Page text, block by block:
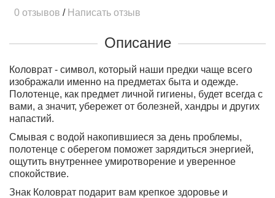
0 отзывов / Написать отзыв
Описание
Коловрат - символ, который наши предки чаще всего
изображали именно на предметах быта и одежде.
Полотенце, как предмет личной гигиены, будет всегда с
вами, а значит, убережет от болезней, хандры и других
напастий.
Смывая с водой накопившиеся за день проблемы,
полотенце с оберегом поможет зарядиться энергией,
ощутить внутреннее умиротворение и уверенное
спокойствие.
Знак Коловрат подарит вам крепкое здоровье и